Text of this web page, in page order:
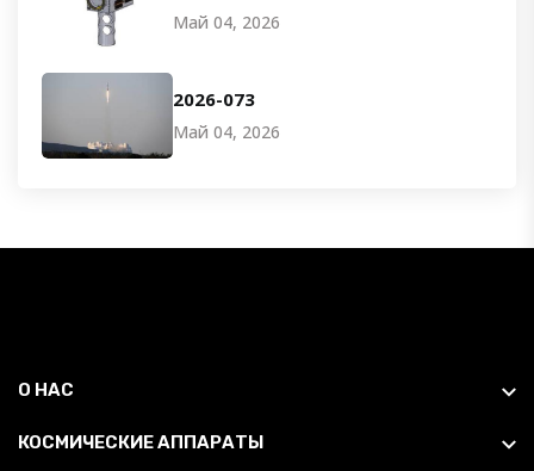
Май 04, 2026
2026-073
Май 04, 2026
О НАС
КОСМИЧЕСКИЕ АППАРАТЫ